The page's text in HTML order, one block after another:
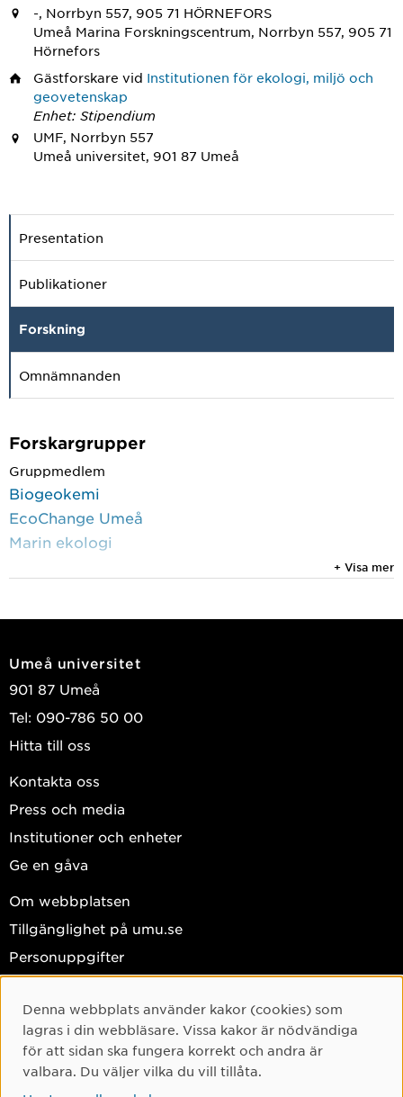
-, Norrbyn 557, 905 71 HÖRNEFORS
Umeå Marina Forskningscentrum, Norrbyn 557, 905 71
Hörnefors
Gästforskare vid Institutionen för ekologi, miljö och
geovetenskap
Enhet: Stipendium
UMF, Norrbyn 557
Umeå universitet, 901 87 Umeå
Presentation
Publikationer
Forskning
Omnämnanden
Forskargrupper
Gruppmedlem
Biogeokemi
EcoChange Umeå
Marin ekologi
1 januari 2024 till 31 december 2025
sediment?
marina sediment; Spelar källan någon roll?
+ Visa mer
Umeå universitet
901 87 Umeå
Tel: 090-786 50 00
Hitta till oss
Kontakta oss
Press och media
Institutioner och enheter
Ge en gåva
Om webbplatsen
Tillgänglighet på umu.se
Personuppgifter
Instagram
TikTok
Cookie-samtycke
Denna webbplats använder kakor (cookies) som
lagras i din webbläsare. Vissa kakor är nödvändiga
för att sidan ska fungera korrekt och andra är
valbara. Du väljer vilka du vill tillåta.